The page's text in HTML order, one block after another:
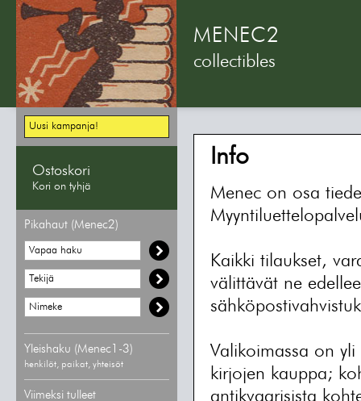
MENEC2
collectibles
Uusi kampanja!
Ostoskori
Kori on tyhjä
Pikahaut (Menec2)
Yleishaku (Menec1-3)
henkilöt, paikat, yhteisöt
Viimeksi tulleet
Info
Menec on osa
Kaikki tilaukset,
välittävät ne
Valikoimassa on
kirjojen kauppa;
antikvaarisista